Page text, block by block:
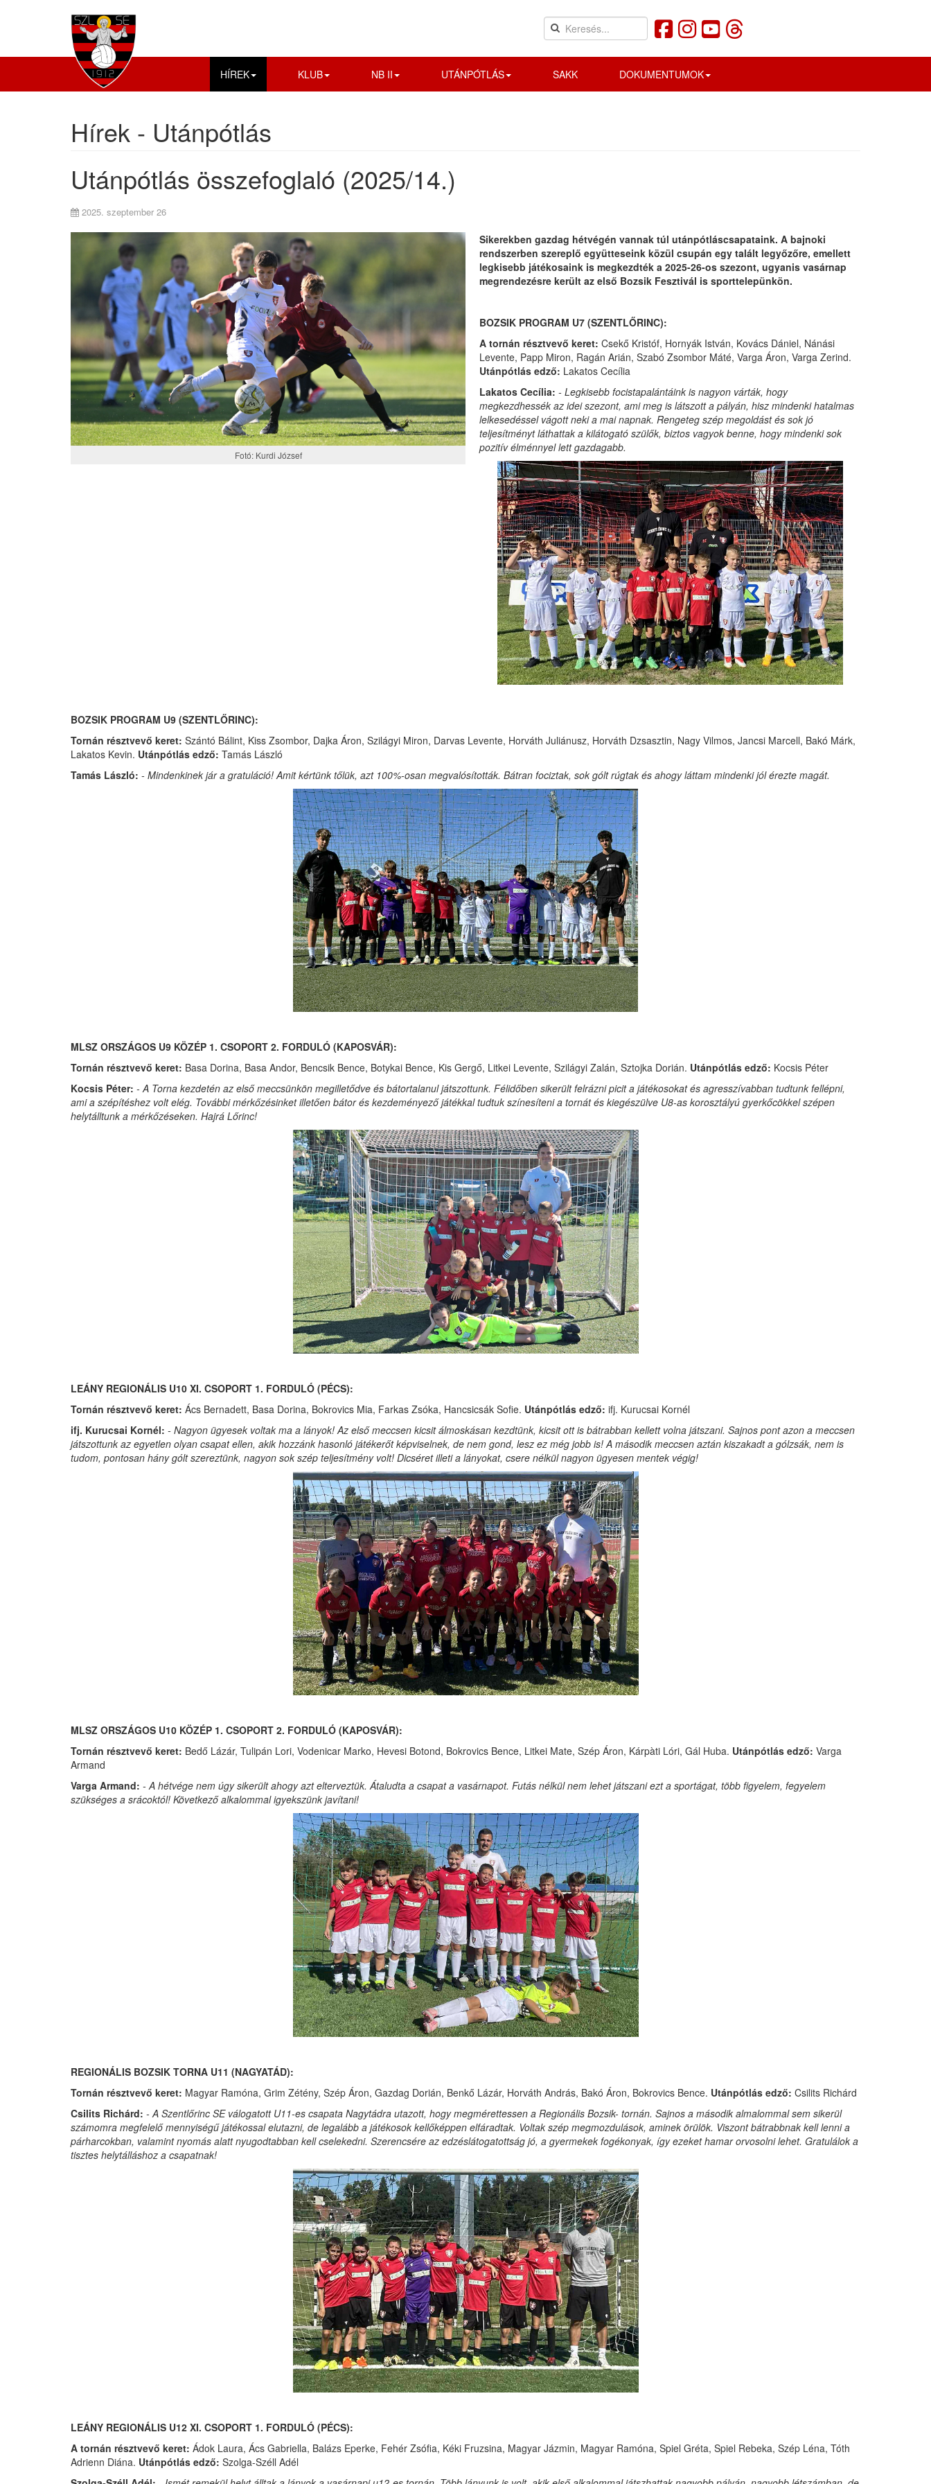
HÍREK KLUB NB II UTÁNPÓTLÁS SAKK DOKUMENTUMOK
Hírek - Utánpótlás
Utánpótlás összefoglaló (2025/14.)
2025. szeptember 26
Fotó: Kurdi József
Sikerekben gazdag hétvégén vannak túl utánpótláscsapataink. A bajnoki
rendszerben szereplő együtteseink közül csupán egy talált legyőzőre, emellett
legkisebb játékosaink is megkezdték a 2025-26-os szezont, ugyanis vasárnap
megrendezésre került az első Bozsik Fesztivál is sporttelepünkön.
BOZSIK PROGRAM U7 (SZENTLŐRINC):
A tornán résztvevő keret: Csekő Kristóf, Hornyák István, Kovács Dániel, Nánási
Levente, Papp Miron, Ragán Arián, Szabó Zsombor Máté, Varga Áron, Varga Zerind.
Utánpótlás edző: Lakatos Cecília
Lakatos Cecília: - Legkisebb focistapalántáink is nagyon várták, hogy
megkezdhessék az idei szezont, ami meg is látszott a pályán, hisz mindenki hatalmas
lelkesedéssel vágott neki a mai napnak. Rengeteg szép megoldást és sok jó
teljesítményt láthattak a kilátogató szülők, biztos vagyok benne, hogy mindenki sok
pozitív élménnyel lett gazdagabb.
BOZSIK PROGRAM U9 (SZENTLŐRINC):
Tornán résztvevő keret: Szántó Bálint, Kiss Zsombor, Dajka Áron, Szilágyi Miron, Darvas Levente, Horváth Juliánusz, Horváth Dzsasztin, Nagy Vilmos, Jancsi Marcell, Bakó Márk,
Lakatos Kevin. Utánpótlás edző: Tamás László
Tamás László: - Mindenkinek jár a gratuláció! Amit kértünk tőlük, azt 100%-osan megvalósították. Bátran fociztak, sok gólt rúgtak és ahogy láttam mindenki jól érezte magát.
MLSZ ORSZÁGOS U9 KÖZÉP 1. CSOPORT 2. FORDULÓ (KAPOSVÁR):
Tornán résztvevő keret: Basa Dorina, Basa Andor, Bencsik Bence, Botykai Bence, Kis Gergő, Litkei Levente, Szilágyi Zalán, Sztojka Dorián. Utánpótlás edző: Kocsis Péter
Kocsis Péter: - A Torna kezdetén az első meccsünkön megilletődve és bátortalanul játszottunk. Félidőben sikerült felrázni picit a játékosokat és agresszívabban tudtunk fellépni,
ami a szépítéshez volt elég. További mérkőzésinket illetően bátor és kezdeményező játékkal tudtuk színesíteni a tornát és kiegészülve U8-as korosztályú gyerkőcökkel szépen
helytálltunk a mérkőzéseken. Hajrá Lőrinc!
LEÁNY REGIONÁLIS U10 XI. CSOPORT 1. FORDULÓ (PÉCS):
Tornán résztvevő keret: Ács Bernadett, Basa Dorina, Bokrovics Mia, Farkas Zsóka, Hancsicsák Sofie. Utánpótlás edző: ifj. Kurucsai Kornél
ifj. Kurucsai Kornél: - Nagyon ügyesek voltak ma a lányok! Az első meccsen kicsit álmoskásan kezdtünk, kicsit ott is bátrabban kellett volna játszani. Sajnos pont azon a meccsen
játszottunk az egyetlen olyan csapat ellen, akik hozzánk hasonló játékerőt képviselnek, de nem gond, lesz ez még jobb is! A második meccsen aztán kiszakadt a gólzsák, nem is
tudom, pontosan hány gólt szereztünk, nagyon sok szép teljesítmény volt! Dicséret illeti a lányokat, csere nélkül nagyon ügyesen mentek végig!
MLSZ ORSZÁGOS U10 KÖZÉP 1. CSOPORT 2. FORDULÓ (KAPOSVÁR):
Tornán résztvevő keret: Bedő Lázár, Tulipán Lori, Vodenicar Marko, Hevesi Botond, Bokrovics Bence, Litkei Mate, Szép Áron, Kárpàti Lóri, Gál Huba. Utánpótlás edző: Varga
Armand
Varga Armand: - A hétvége nem úgy sikerült ahogy azt elterveztük. Átaludta a csapat a vasárnapot. Futás nélkül nem lehet játszani ezt a sportágat, több figyelem, fegyelem
szükséges a srácoktól! Következő alkalommal igyekszünk javítani!
REGIONÁLIS BOZSIK TORNA U11 (NAGYATÁD):
Tornán résztvevő keret: Magyar Ramóna, Grim Zétény, Szép Áron, Gazdag Dorián, Benkő Lázár, Horváth András, Bakó Áron, Bokrovics Bence. Utánpótlás edző: Csilits Richárd
Csilits Richárd: - A Szentlőrinc SE válogatott U11-es csapata Nagytádra utazott, hogy megmérettessen a Regionális Bozsik- tornán. Sajnos a második almalommal sem sikerül
számomra megfelelő mennyiségű játékossal elutazni, de legalább a játékosok kellőképpen elfáradtak. Voltak szép megmozdulások, aminek örülök. Viszont bátrabbnak kell lenni a
párharcokban, valamint nyomás alatt nyugodtabban kell cselekedni. Szerencsére az edzéslátogatottság jó, a gyermekek fogékonyak, így ezeket hamar orvosolni lehet. Gratulálok a
tisztes helytálláshoz a csapatnak!
LEÁNY REGIONÁLIS U12 XI. CSOPORT 1. FORDULÓ (PÉCS):
A tornán résztvevő keret: Ádok Laura, Ács Gabriella, Balázs Eperke, Fehér Zsófia, Kéki Fruzsina, Magyar Jázmin, Magyar Ramóna, Spiel Gréta, Spiel Rebeka, Szép Léna, Tóth
Adrienn Diána. Utánpótlás edző: Szolga-Széll Adél